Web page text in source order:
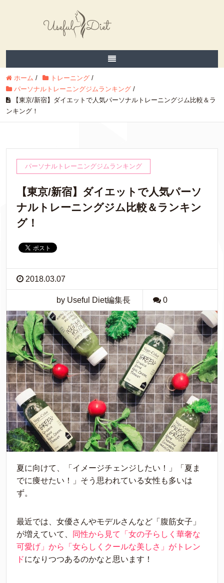
ホーム / トレーニング /
パーソナルトレーニングジムランキング /
【東京/新宿】ダイエットで人気パーソナルトレーニングジム比較＆ラ
ンキング！
パーソナルトレーニングジムランキング
【東京/新宿】ダイエットで人気パーソ
ナルトレーニングジム比較＆ランキン
グ！
2018.03.07
by Useful Diet編集長 0
夏に向けて、「イメージチェンジしたい！」「夏ま
でに痩せたい！」そう思われている女性も多いは
ず。
最近では、女優さんやモデルさんなど「腹筋女子」
が増えていて、
同性から見て「女の子らしく華奢な
可愛げ」から「女らしくクールな美しさ」がトレン
ドになりつつあるのかなと思います！